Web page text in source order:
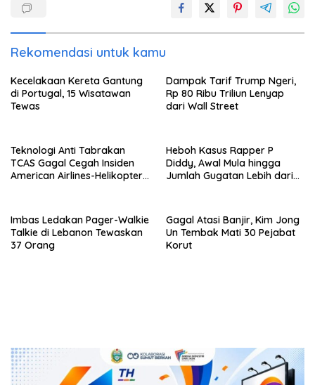
Rekomendasi untuk kamu
Kecelakaan Kereta Gantung
di Portugal, 15 Wisatawan
Tewas
Dampak Tarif Trump Ngeri,
Rp 80 Ribu Triliun Lenyap
dari Wall Street
Teknologi Anti Tabrakan
TCAS Gagal Cegah Insiden
American Airlines-Helikopter
Heboh Kasus Rapper P
Diddy, Awal Mula hingga
Jumlah Gugatan Lebih dari
Imbas Ledakan Pager-Walkie
Talkie di Lebanon Tewaskan
37 Orang
Gagal Atasi Banjir, Kim Jong
Un Tembak Mati 30 Pejabat
Korut